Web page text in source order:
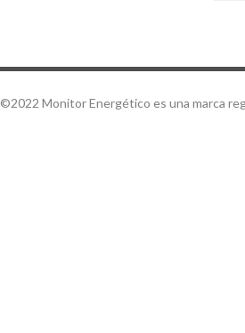
©2022 Monitor Energético es una marca